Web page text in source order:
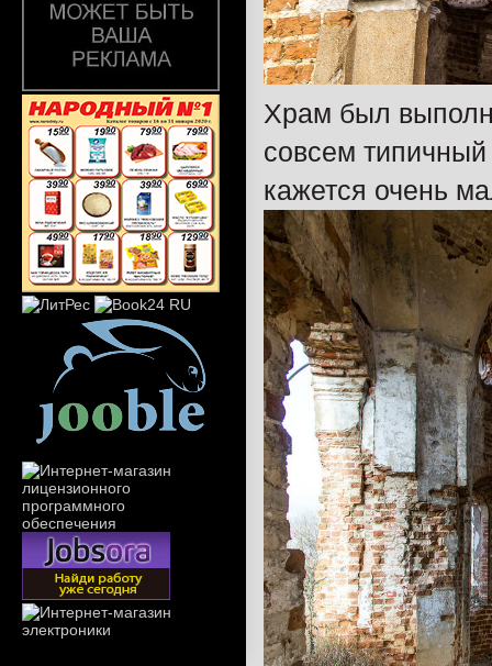
Храм был
совсем
кажется очень